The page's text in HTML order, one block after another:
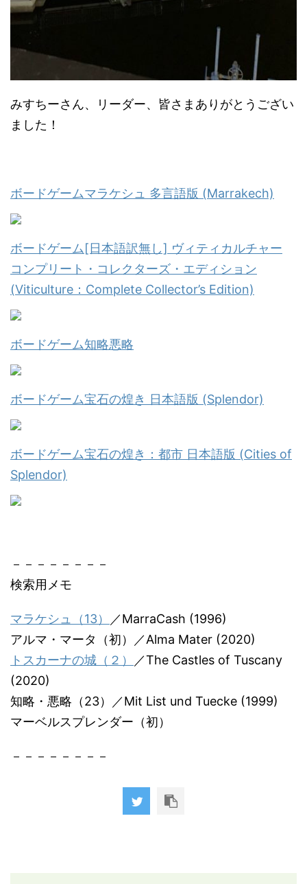
みすちーさん、リーダー、皆さまありがとうござい
ました！
ボードゲームマラケシュ 多言語版 (Marrakech)
ボードゲーム[日本語訳無し] ヴィティカルチャー
コンプリート・コレクターズ・エディション
(Viticulture：Complete Collector’s Edition)
ボードゲーム知略悪略
ボードゲーム宝石の煌き 日本語版 (Splendor)
ボードゲーム宝石の煌き：都市 日本語版 (Cities of
Splendor)
－－－－－－－－
検索用メモ
マラケシュ（13）
／MarraCash (1996)
アルマ・マータ（初）／Alma Mater (2020)
トスカーナの城（２）
／The Castles of Tuscany
(2020)
知略・悪略（23）／Mit List und Tuecke (1999)
マーベルスプレンダー（初）
－－－－－－－－